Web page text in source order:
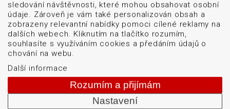
Od roku 1992 dodáváme systémy pro čtení a tisk
čárových kódů: snímače čárových kódů, tiskárny karet
a etiket, mobilní terminály, aplikátory etiket, systémy
strojového vidění, software, bezdrátové sítě, etikety a
barvicí pásky. Školíme a servisujeme. Mezi naši
specializaci patří: termotiskárny, bezdrátové čtečky
čárových kódů, tiskárny samolepicích štítků a etiket.
sledování návštěvnosti, které mohou obsahovat osobní
údaje. Zároveň je vám také personalizován obsah a
zobrazeny relevantní nabídky pomoci cílené reklamy na
dalších webech. Kliknutím na tlačítko rozumím,
souhlasíte s využíváním cookies a předáním údajů o
chování na webu.
Další informace
Rozumím a přijímám
Nastavení